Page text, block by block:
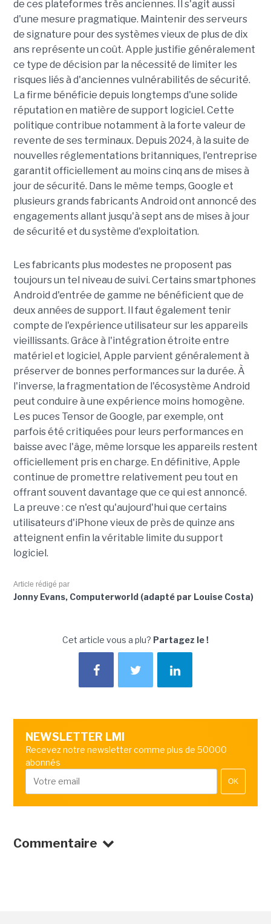
de ces plateformes très anciennes. Il s'agit aussi
d'une mesure pragmatique. Maintenir des serveurs
de signature pour des systèmes vieux de plus de dix
ans représente un coût. Apple justifie généralement
ce type de décision par la nécessité de limiter les
risques liés à d'anciennes vulnérabilités de sécurité.
La firme bénéficie depuis longtemps d'une solide
réputation en matière de support logiciel. Cette
politique contribue notamment à la forte valeur de
revente de ses terminaux. Depuis 2024, à la suite de
nouvelles réglementations britanniques, l'entreprise
garantit officiellement au moins cinq ans de mises à
jour de sécurité. Dans le même temps, Google et
plusieurs grands fabricants Android ont annoncé des
engagements allant jusqu'à sept ans de mises à jour
de sécurité et du système d'exploitation.
Les fabricants plus modestes ne proposent pas
toujours un tel niveau de suivi. Certains smartphones
Android d'entrée de gamme ne bénéficient que de
deux années de support. Il faut également tenir
compte de l'expérience utilisateur sur les appareils
vieillissants. Grâce à l'intégration étroite entre
matériel et logiciel, Apple parvient généralement à
préserver de bonnes performances sur la durée. À
l'inverse, la fragmentation de l'écosystème Android
peut conduire à une expérience moins homogène.
Les puces Tensor de Google, par exemple, ont
parfois été critiquées pour leurs performances en
baisse avec l'âge, même lorsque les appareils restent
officiellement pris en charge. En définitive, Apple
continue de promettre relativement peu tout en
offrant souvent davantage que ce qui est annoncé.
La preuve : ce n'est qu'aujourd'hui que certains
utilisateurs d'iPhone vieux de près de quinze ans
atteignent enfin la véritable limite du support
logiciel.
Article rédigé par
Jonny Evans, Computerworld (adapté par Louise Costa)
Cet article vous a plu? Partagez le !
NEWSLETTER LMI
Recevez notre newsletter comme plus de 50000
abonnés
OK
Commentaire